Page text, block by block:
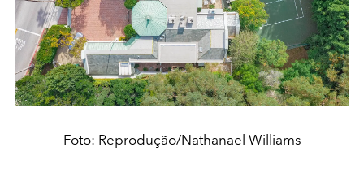
Foto: Reprodução/Nathanael Williams